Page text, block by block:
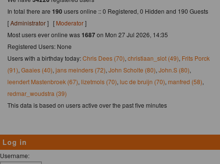
In total there are 190 users online :: 0 Registered, 0 Hidden and 190 Guests
[Administrator] [ Moderator]
Most users ever online was1687on Mon 27 Jul 2026, 14:35
Registered Users: None
Users with a birthday today:Chris Dees (70), christiaan_slot (49), Frits Porck
(91), Gaaies (40), jans meinders (72), John Scholte (80), John.S (80),
leendert Mastenbroek (67), lizetmols (70), luc de bruijn (70), manfred (58),
redmar_woudstra (39)
This data is based on users active over the past five minutes
Log in
Username: